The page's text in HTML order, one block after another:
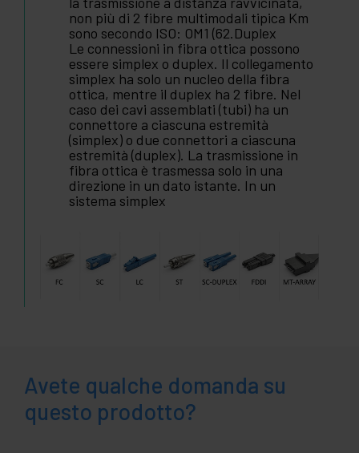
non più di 2 fibre multimodali tipica Km
sono secondo ISO: OM1 (62.Duplex
Le connessioni in fibra ottica possono
essere simplex o duplex. Il collegamento
simplex ha solo un nucleo della fibra
ottica, mentre il duplex ha 2 fibre. Nel
caso dei cavi assemblati (tubi) ha un
connettore a ciascuna estremità
(simplex) o due connettori a ciascuna
estremità (duplex). La trasmissione in
fibra ottica è trasmessa solo in una
direzione in un dato istante. In un
sistema simplex
Avete qualche domanda su
questo prodotto?